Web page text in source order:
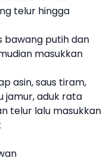
telur hingga
bawang putih dan
masukkan
asin, saus tiram,
jamur, aduk rata
telur lalu masukkan